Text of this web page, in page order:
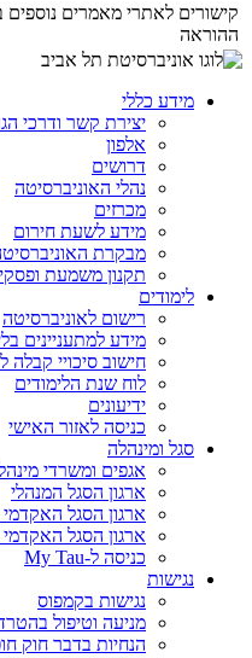
קישורים לאתרי מאמרים
ההוראה
מידע כללי
יצירת קשר ודרכי
אלפון
דרושים
נהלי האוניברסיטה
מכרזים
מידע לשעת חירום
מבקרת
תקנון משמעת ופסקי
לימודים
רישום לאוניברסיטה
מידע למתעניינים
חישוב סיכויי קבלה
לוח שנת הלימודים
ידיעונים
כניסה לאזור האישי
סגל ומינהלה
אגפים ומשרדי
ארגון הסגל המנהלי
ארגון הסגל
ארגון הסגל האקדמי
כניסה ל-My Tau
נגישות
נגישות בקמפוס
מניעה וטיפול
הנחיות בדבר חוק